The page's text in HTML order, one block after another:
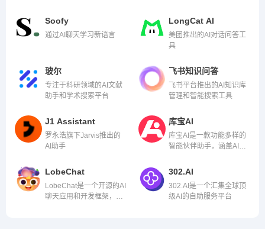
Soofy
通过AI聊天学习新语言
LongCat AI
美团推出的AI对话问答工
具
玻尔
专注于科研领域的AI文献
助手和学术搜索平台
飞书知识问答
飞书平台推出的AI知识库
管理和智能搜索工具
J1 Assistant
罗永浩旗下Jarvis推出的
AI助手
库宝AI
库宝AI是一款功能多样的
智能伙伴助手，涵盖AI写
生成、智能对话等多个方
LobeChat
LobeChat是一个开源的AI
聊天应用和开发框架，提
302.AI
302.AI是一个汇集全球顶
级AI的自助服务平台